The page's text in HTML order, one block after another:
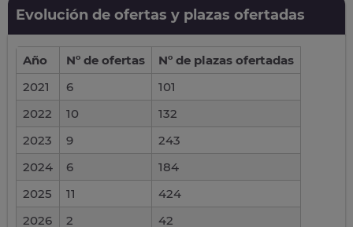
Evolución de ofertas y plazas ofertadas
Año Nº de ofertas
Nº de plazas ofertadas
2021
6
101
2022
10
132
2023
9
243
2024
6
184
2025
11
424
2026
2 42